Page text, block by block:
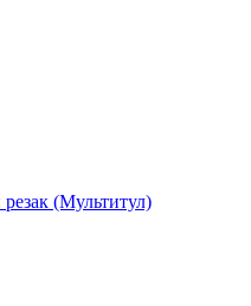
(Мультитул)